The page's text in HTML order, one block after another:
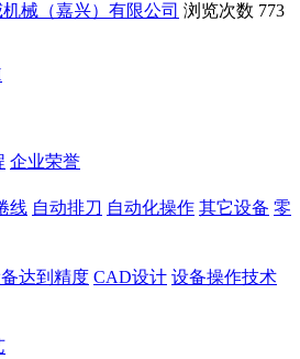
械（嘉兴）有限公司 浏览次数 773
企业荣誉
线 自动排刀 自动化操作 其它设备 零
达到精度 CAD设计 设备操作技术